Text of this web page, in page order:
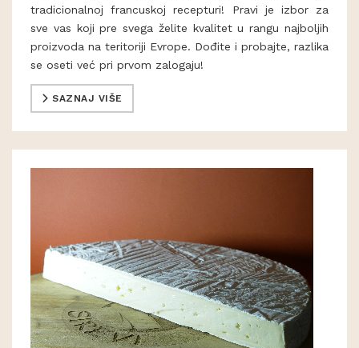
tradicionalnoj francuskoj recepturi! Pravi je izbor za
sve vas koji pre svega želite kvalitet u rangu najboljih
proizvoda na teritoriji Evrope. Dođite i probajte, razlika
se oseti već pri prvom zalogaju!
SAZNAJ VIŠE